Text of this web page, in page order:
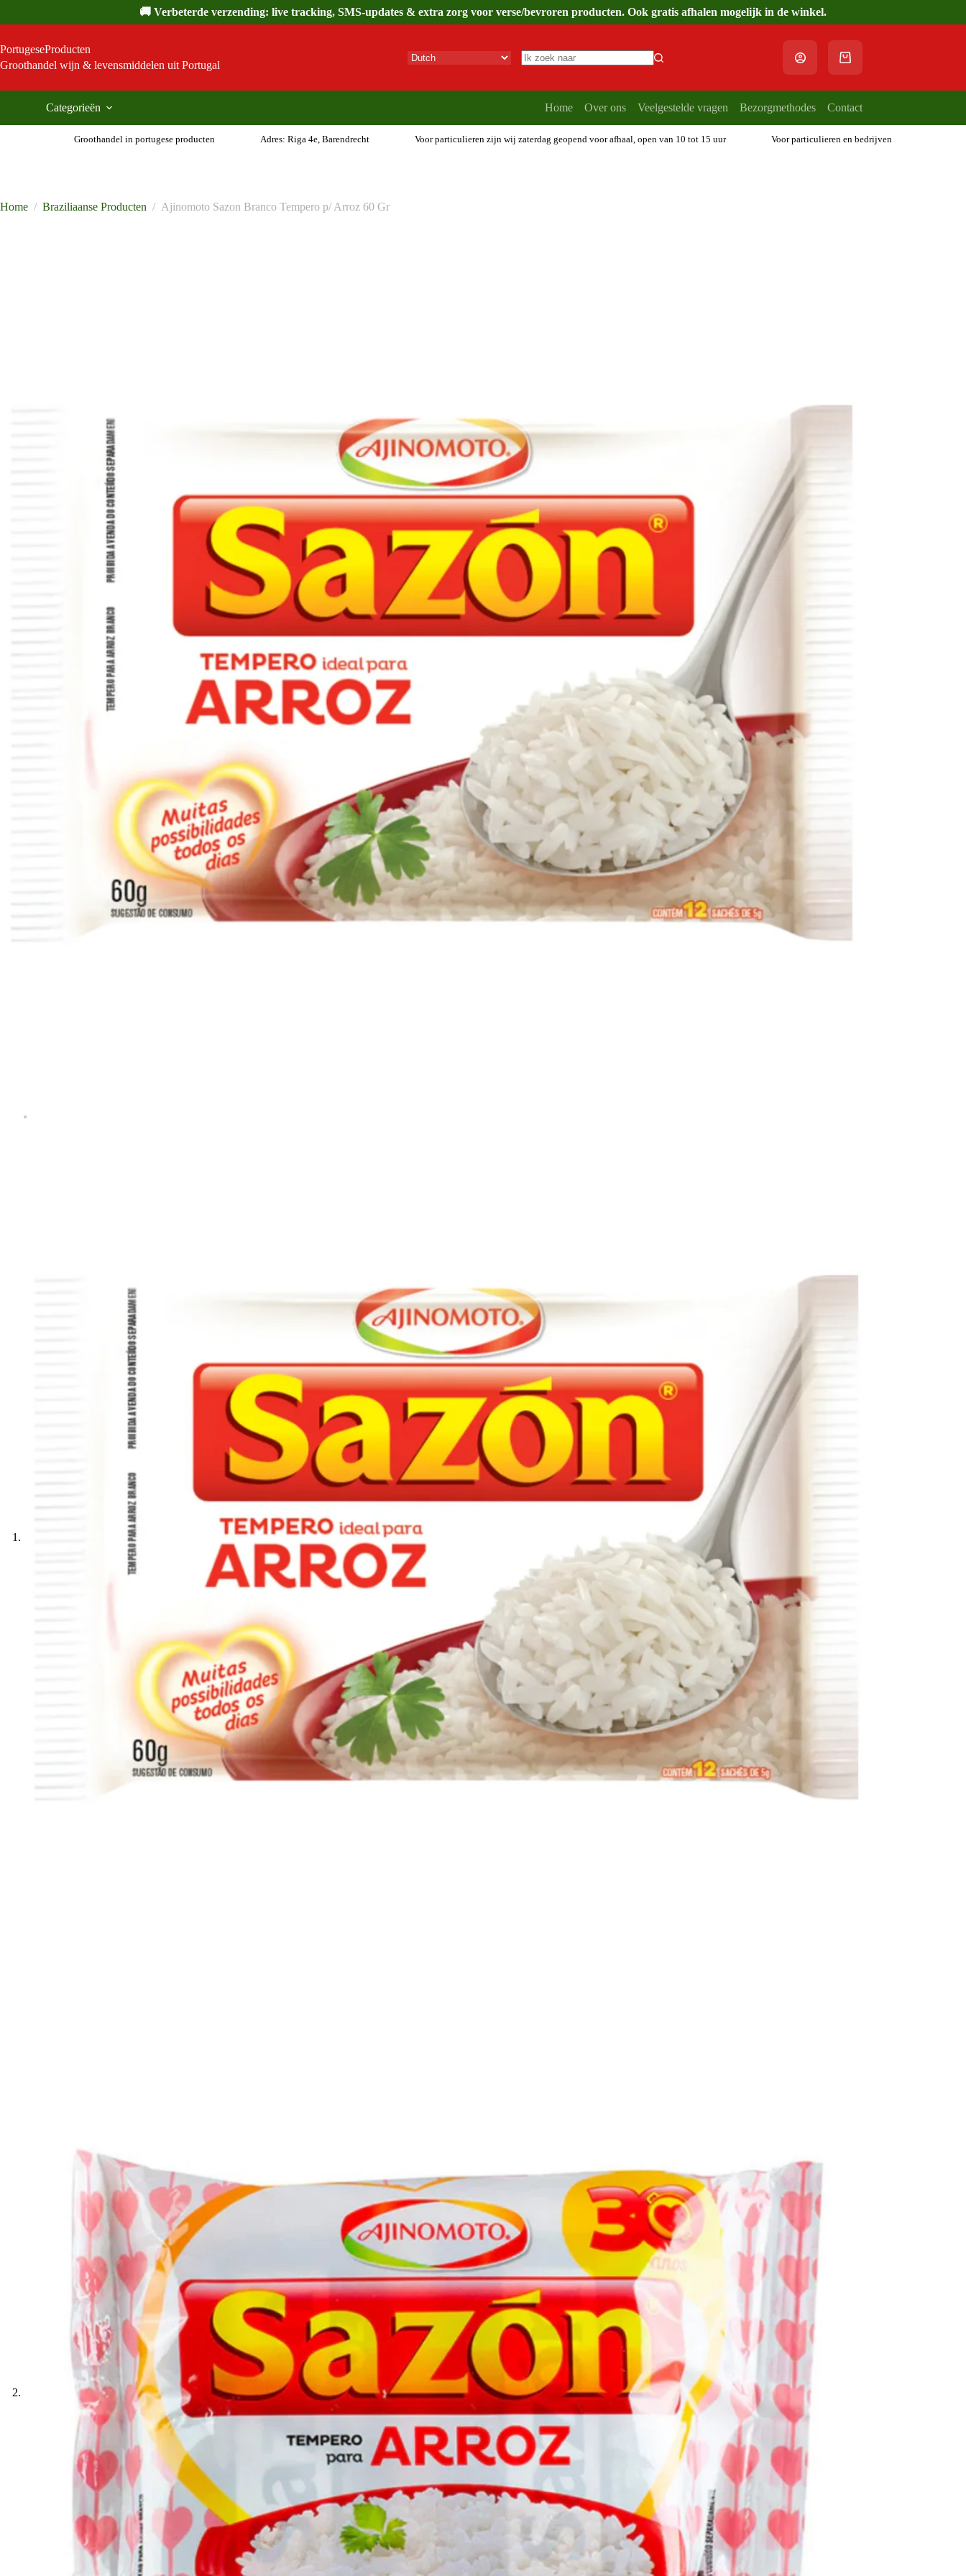
inhoud
🚚 Verbeterde verzending: live tracking, SMS-updates & extra zorg voor verse/bevroren producten. Ook gratis afhalen mogelijk in de winkel.
PortugeseProducten
Groothandel wijn & levensmiddelen uit Portugal
Winkelwagen
Categorieën Home Over ons Veelgestelde vragen Bezorgmethodes Contact
Groothandel in portugese producten Adres: Riga 4e, Barendrecht Voor particulieren zijn wij zaterdag geopend voor afhaal, open van 10 tot 15 uur Voor particulieren en bedrijven
Home / Braziliaanse Producten / Ajinomoto Sazon Branco Tempero p/ Arroz 60 Gr